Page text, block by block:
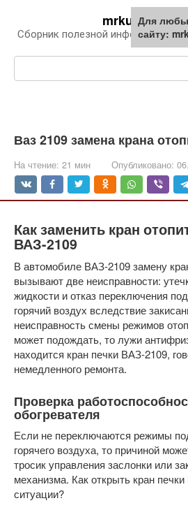
контенту
mrkuzov.ru
Сборник полезной информации
Ваз 2109 замена крана
На чтение: 21 мин Опубликовано:
Как заменить кран
ВАЗ-2109
В автомобиле ВАЗ-2109 замену
вызывают две неисправности:
жидкости и отказ переключения
горячий воздух вследствие
неисправность смены режимов
может подождать, то лужи
находится кран печки ВАЗ-2109,
немедленного ремонта.
Проверка
обогревателя
Если не переключаются режимы
горячего воздуха, то причиной
тросик управления заслонки или
механизма. Как открыть кран
ситуации?
Для
сайту:
Для
сайту: